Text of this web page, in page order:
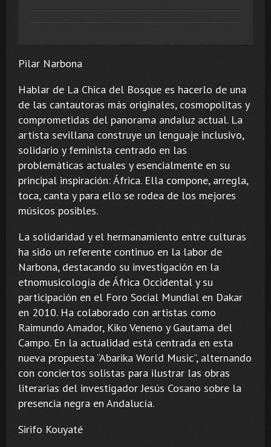
Pilar Narbona
Hablar de La Chica del Bosque es hacerlo de una
de las cantautoras más originales, cosmopolitas y
comprometidas del panorama andaluz actual. La
artista sevillana construye un lenguaje inclusivo,
solidario y feminista centrado en las
problemáticas actuales y esencialmente en su
principal inspiración: África. Ella compone, arregla,
toca, canta y para ello se rodea de los mejores
músicos posibles.
La solidaridad y el hermanamiento entre culturas
ha sido un referente continuo en la labor de
Narbona, destacando su investigación en la
etnomusicología de África Occidental y su
participación en el Foro Social Mundial en Dakar
en 2010. Ha colaborado con artistas como
Raimundo Amador, Kiko Veneno y Gautama del
Campo. En la actualidad está centrada en esta
nueva propuesta “Abarika World Music”, alternando
con conciertos solistas para ilustrar las obras
literarias del investigador Jesús Cosano sobre la
presencia negra en Andalucía.
Sirifo Kouyaté